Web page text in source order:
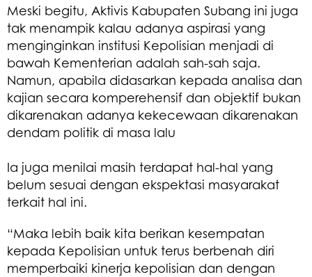
Meski begitu, Aktivis Kabupaten Subang ini juga
tak menampik kalau adanya aspirasi yang
menginginkan institusi Kepolisian menjadi di
bawah Kementerian adalah sah-sah saja.
Namun, apabila didasarkan kepada analisa dan
kajian secara komperehensif dan objektif bukan
dikarenakan adanya kekecewaan dikarenakan
dendam politik di masa lalu
Ia juga menilai masih terdapat hal-hal yang
belum sesuai dengan ekspektasi masyarakat
terkait hal ini.
“Maka lebih baik kita berikan kesempatan
kepada Kepolisian untuk terus berbenah diri
memperbaiki kinerja kepolisian dan dengan